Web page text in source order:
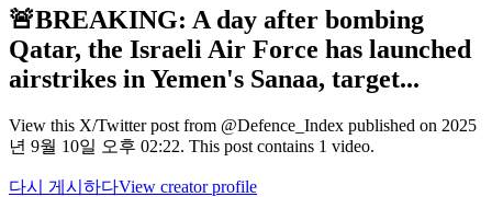
🚨BREAKING: A day after bombing
Qatar, the Israeli Air Force has launched
airstrikes in Yemen's Sanaa, target...
View this X/Twitter post from @Defence_Index published on 2025
년 9월 10일 오후 02:22. This post contains 1 video.
다시 게시하다View creator profile